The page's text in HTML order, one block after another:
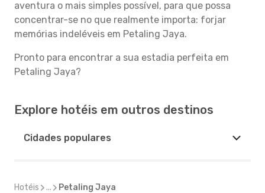
aventura o mais simples possível, para que possa
concentrar-se no que realmente importa: forjar
memórias indeléveis em Petaling Jaya.
Pronto para encontrar a sua estadia perfeita em
Petaling Jaya?
Explore hotéis em outros destinos
Cidades populares
Hotéis ... Petaling Jaya